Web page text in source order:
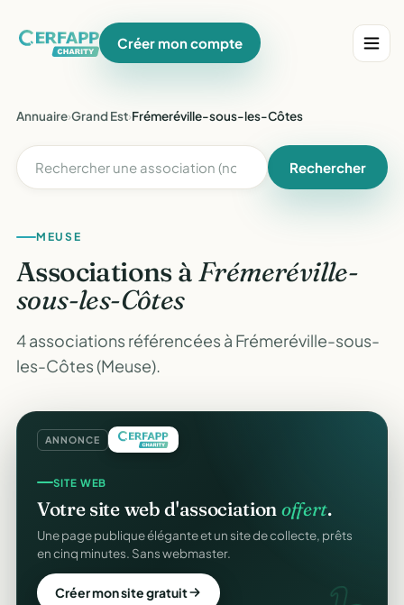
Créer mon compte
Annuaire›Grand Est›Frémeréville-sous-les-Côtes
Rechercher
MEUSE
Associations àFrémeréville-
sous-les-Côtes
4 associations référencées à Frémeréville-sous-
les-Côtes (Meuse).
ANNONCE
SITE WEB
Votre site web d'association offert.
Une page publique élégante et un site de collecte, prêts
en cinq minutes. Sans webmaster.
Créer mon site gratuit